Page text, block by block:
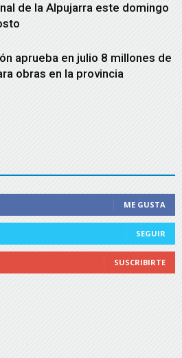
de la Alpujarra este domingo
aprueba en julio 8 millones de
obras en la provincia
ME GUSTA
SEGUIR
SUSCRIBIRTE